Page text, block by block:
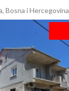
Bosna i Hercegovina